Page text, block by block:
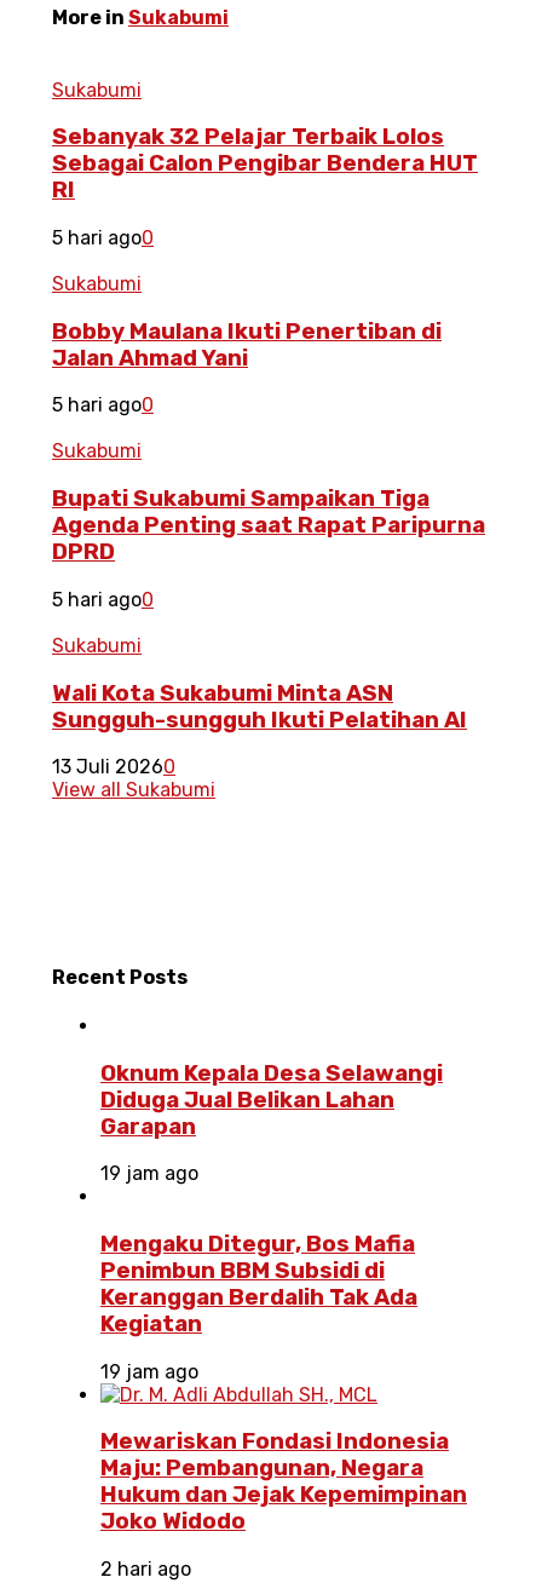
More in Sukabumi
Sukabumi
Sebanyak 32 Pelajar Terbaik Lolos
Sebagai Calon Pengibar Bendera HUT
RI
5 hari ago0
Sukabumi
Bobby Maulana Ikuti Penertiban di
Jalan Ahmad Yani
5 hari ago0
Sukabumi
Bupati Sukabumi Sampaikan Tiga
Agenda Penting saat Rapat Paripurna
DPRD
5 hari ago0
Sukabumi
Wali Kota Sukabumi Minta ASN
Sungguh-sungguh Ikuti Pelatihan AI
13 Juli 20260
View all Sukabumi
Recent Posts
Oknum Kepala Desa Selawangi
Diduga Jual Belikan Lahan
Garapan
19 jam ago
Mengaku Ditegur, Bos Mafia
Penimbun BBM Subsidi di
Keranggan Berdalih Tak Ada
Kegiatan
19 jam ago
Mewariskan Fondasi Indonesia
Maju: Pembangunan, Negara
Hukum dan Jejak Kepemimpinan
Joko Widodo
2 hari ago